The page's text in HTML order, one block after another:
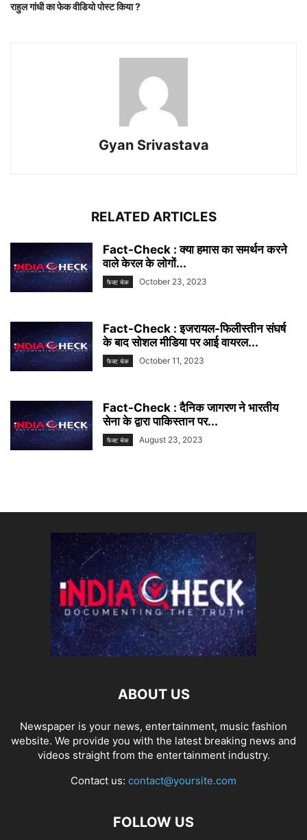
राहुल गांधी का फेक वीडियो पोस्ट किया ?
Gyan Srivastava
RELATED ARTICLES
Fact-Check : क्या हमास का समर्थन करने
वाले केरल के लोगों...
फैक्ट चेक October 23, 2023
Fact-Check : इजरायल-फिलीस्तीन संघर्ष
के बाद सोशल मीडिया पर आई वायरल...
फैक्ट चेक October 11, 2023
Fact-Check : दैनिक जागरण ने भारतीय
सेना के द्वारा पाकिस्तान पर...
फैक्ट चेक August 23, 2023
ABOUT US
Newspaper is your news, entertainment, music fashion
website. We provide you with the latest breaking news and
videos straight from the entertainment industry.
Contact us: contact@yoursite.com
FOLLOW US